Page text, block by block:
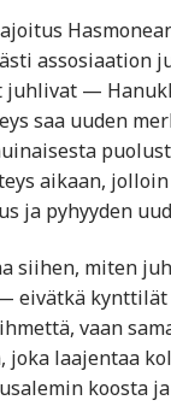
assosiaation
juhlivat —
saa uuden
aikaan,
ja pyhyyden
siihen, miten
eivätkä kynttilät
vaan
joka laajentaa
koosta